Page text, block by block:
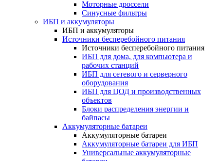
Моторные дроссели
Синусные фильтры
ИБП и аккумуляторы
ИБП и аккумуляторы
Источники бесперебойного питания
Источники бесперебойного питания
ИБП для дома, для компьютера и
рабочих станций
ИБП для сетевого и серверного
оборудования
ИБП для ЦОД и производственных
объектов
Блоки распределения энергии и
байпасы
Аккумуляторные батареи
Аккумуляторные батареи
Аккумуляторные батареи для ИБП
Универсальные аккумуляторные